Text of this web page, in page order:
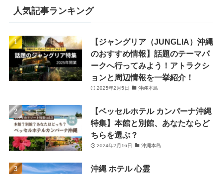
人気記事ランキング
【ジャングリア（JUNGLIA）沖縄
のおすすめ情報】話題のテーマパ
ークへ行ってみよう！アトラクシ
ョンと周辺情報を一挙紹介！
2025年2月5日 沖縄本島
【ベッセルホテル カンパーナ沖縄
特集】本館と別館、あなたならど
ちらを選ぶ？
2024年2月16日 沖縄本島
沖縄 ホテル 心霊